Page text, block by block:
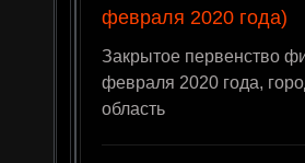
февраля 2020 года)
Закрытое первенство
февраля 2020 года,
область